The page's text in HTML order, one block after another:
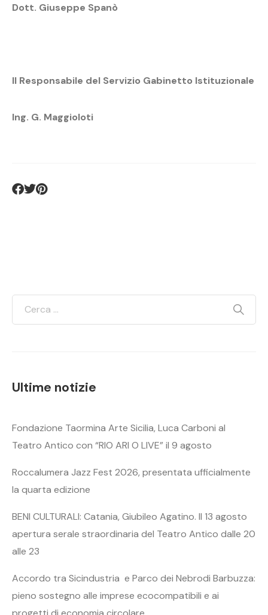
Dott. Giuseppe Spanò
Il Responsabile del Servizio Gabinetto Istituzionale
Ing. G. Maggioloti
Ultime notizie
Fondazione Taormina Arte Sicilia, Luca Carboni al
Teatro Antico con “RIO ARI O LIVE” il 9 agosto
Roccalumera Jazz Fest 2026, presentata ufficialmente
la quarta edizione
BENI CULTURALI: Catania, Giubileo Agatino. Il 13 agosto
apertura serale straordinaria del Teatro Antico dalle 20
alle 23
Accordo tra Sicindustria e Parco dei Nebrodi Barbuzza:
pieno sostegno alle imprese ecocompatibili e ai